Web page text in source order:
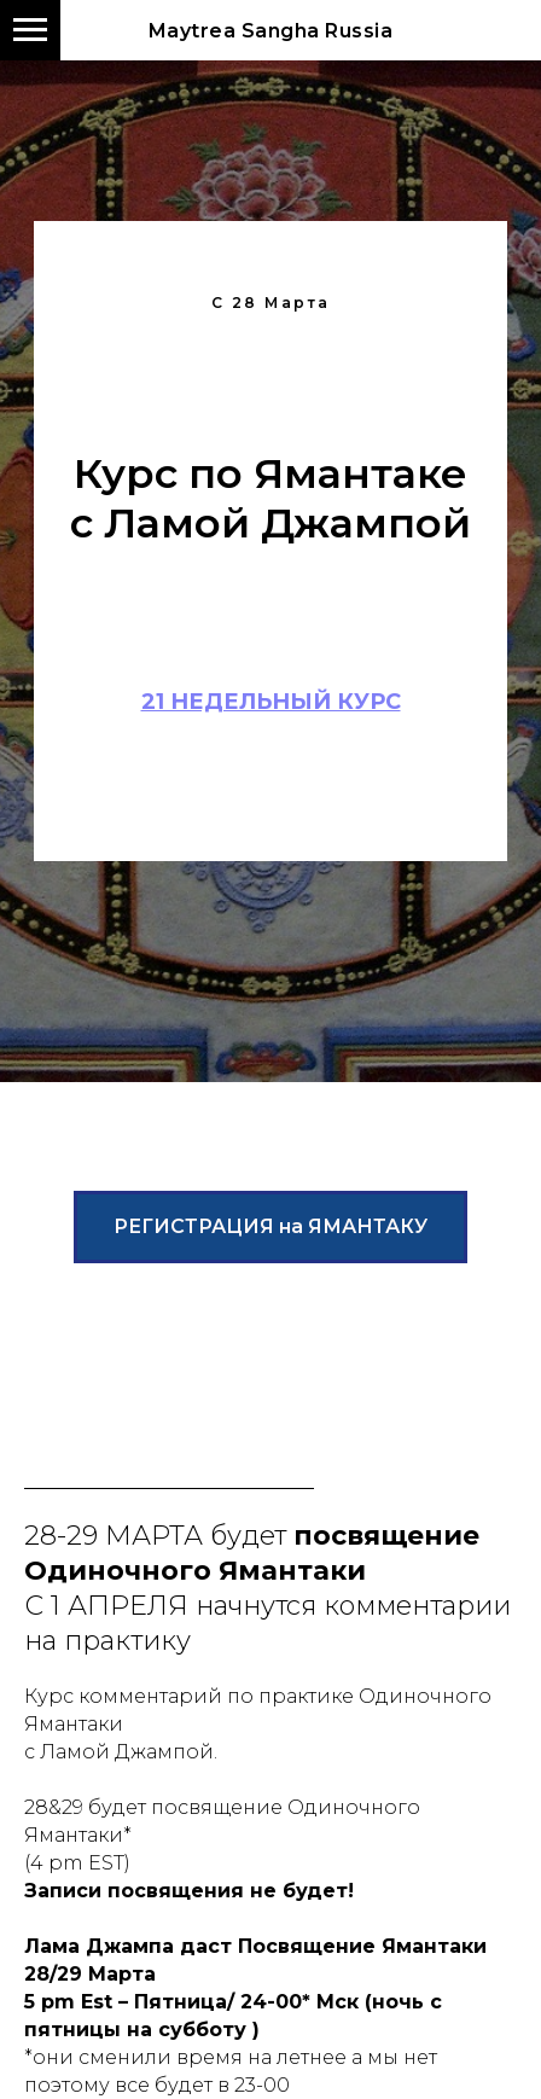
Maytrea Sangha Russia
С 28 Марта
Курс по Ямантаке
с Ламой Джампой
21 НЕДЕЛЬНЫЙ КУРС
РЕГИСТРАЦИЯ на ЯМАНТАКУ
28-29 МАРТА будет посвящение
Одиночного Ямантаки
С 1 АПРЕЛЯ начнутся комментарии
на практику
Курс комментарий по практике Одиночного
Ямантаки
с Ламой Джампой.
28&29 будет посвящение Одиночного
Ямантаки*
(4 pm EST)
Записи посвящения не будет!
Лама Джампа даст Посвящение Ямантаки
28/29 Марта
5 pm Est – Пятница/ 24-00* Мск (ночь с
пятницы на субботу )
*они сменили время на летнее а мы нет
поэтому все будет в 23-00